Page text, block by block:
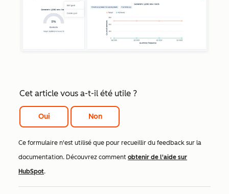
Cet article vous a-t-il été utile ?
Oui Non
Ce formulaire n'est utilisé que pour recueillir du feedback sur la
documentation. Découvrez comment obtenir de l'aide sur
HubSpot.